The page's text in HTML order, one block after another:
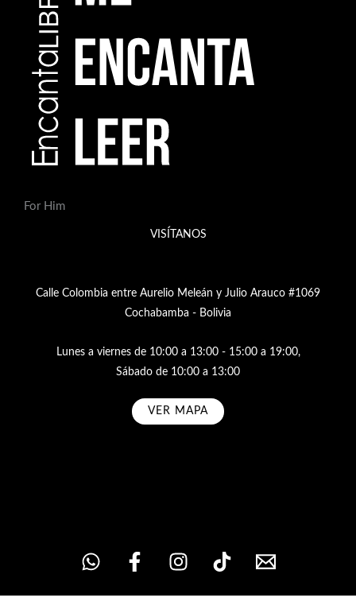
For Him
VISÍTANOS
Calle Colombia entre Aurelio Meleán y Julio Arauco #1069
Cochabamba - Bolivia
Lunes a viernes de 10:00 a 13:00 - 15:00 a 19:00,
Sábado de 10:00 a 13:00
VER MAPA